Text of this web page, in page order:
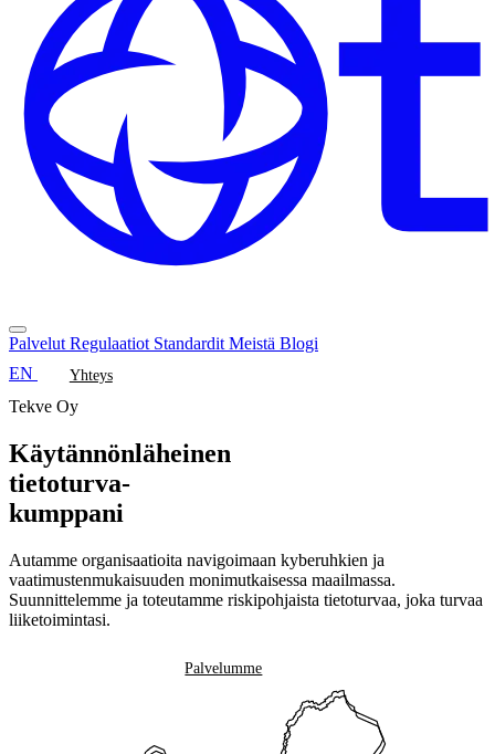
Palvelut Regulaatiot Standardit Meistä Blogi
EN
Yhteys
Tekve Oy
Käytännönläheinen
tietoturva-
kumppani
Autamme organisaatioita navigoimaan kyberuhkien ja
vaatimustenmukaisuuden monimutkaisessa maailmassa.
Suunnittelemme ja toteutamme riskipohjaista tietoturvaa, joka turvaa
liiketoimintasi.
Palvelumme